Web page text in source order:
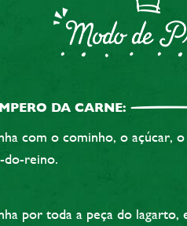
DA CARNE:
com o cominho, o açúcar,
do-reino.
por toda a peça do lagarto,